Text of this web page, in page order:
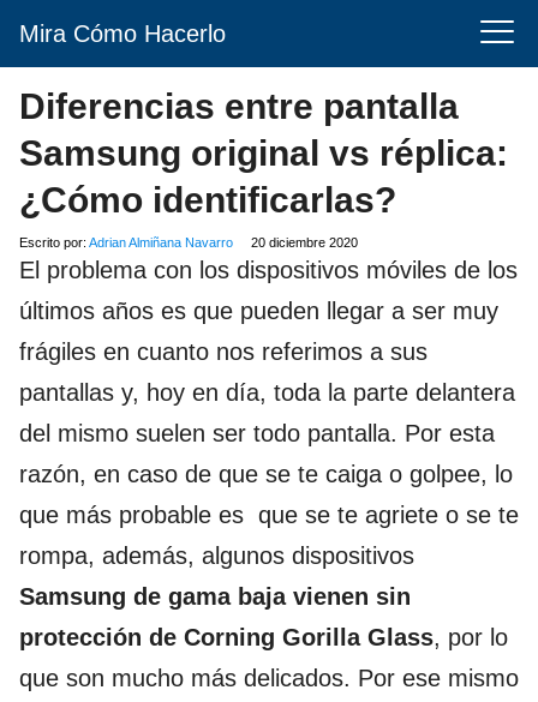
Mira Cómo Hacerlo
Diferencias entre pantalla
Samsung original vs réplica:
¿Cómo identificarlas?
Escrito por: Adrian Almiñana Navarro 20 diciembre 2020
El problema con los dispositivos móviles de los
últimos años es que pueden llegar a ser muy
frágiles en cuanto nos referimos a sus
pantallas y, hoy en día, toda la parte delantera
del mismo suelen ser todo pantalla. Por esta
razón, en caso de que se te caiga o golpee, lo
que más probable es que se te agriete o se te
rompa, además, algunos dispositivos
Samsung de gama baja vienen sin
protección de Corning Gorilla Glass, por lo
que son mucho más delicados. Por ese mismo